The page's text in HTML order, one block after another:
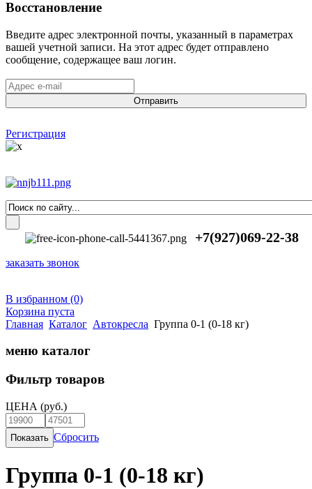
Восстановление
Введите адрес электронной почты, указанный в параметрах
вашей учетной записи. На этот адрес будет отправлено
сообщение, содержащее ваш логин.
Отправить
Регистрация
+7(927)069-22-38
заказать звонок
В избранном (0)
Корзина пуста
Главная Каталог Автокресла Группа 0-1 (0-18 кг)
меню каталог
Фильтр товаров
ЦЕНА (руб.)
Сбросить
Группа 0-1 (0-18 кг)